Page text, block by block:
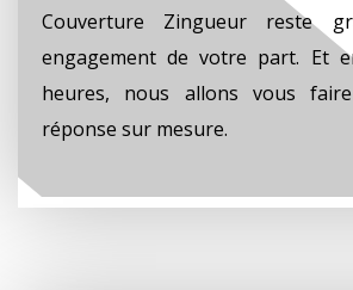
Couverture Zingueur reste
engagement de votre part. Et
heures, nous allons vous
réponse sur mesure.